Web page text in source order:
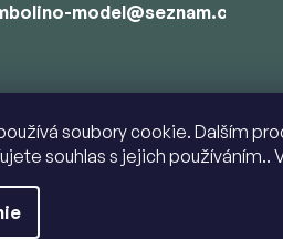
soubory cookie. Dalším
souhlas s jejich používáním..
model@seznam.cz